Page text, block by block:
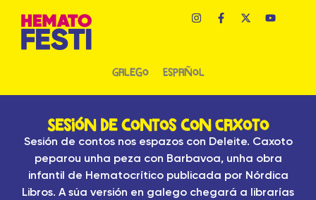
Galego Español
Sesión de contos con Caxoto
Sesión de contos nos espazos con Deleite. Caxoto
peparou unha peza con Barbavoa, unha obra
infantil de Hematocrítico publicada por Nórdica
Libros. A súa versión en galego chegará a librarías